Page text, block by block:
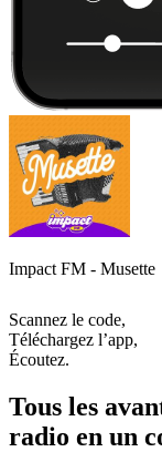
Impact FM - Musette
Scannez le code,
Téléchargez l’app,
Écoutez.
Tous les
radio en un